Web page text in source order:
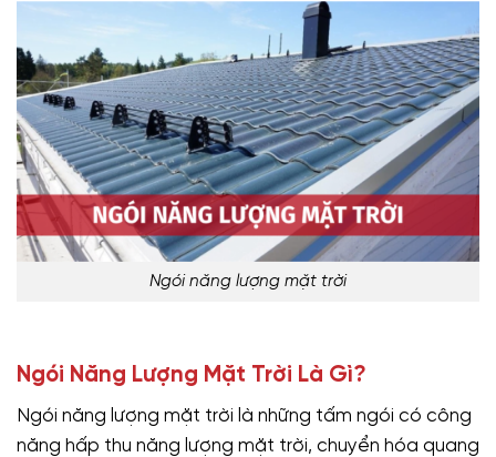
Ngói năng lượng mặt trời
Ngói Năng Lượng Mặt Trời Là Gì?
Ngói năng lượng mặt trời là những tấm ngói có công
năng hấp thu năng lượng mặt trời, chuyển hóa quang